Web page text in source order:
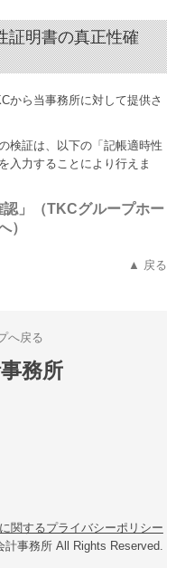
証明書の真正性確
から当事務所に対して提供さ
検証は、以下の「記帳適時性
入力することにより行えま
認」（TKCグループホー
）
▲ 戻る
関するプライバシーポリシー
事務所 All Rights Reserved.